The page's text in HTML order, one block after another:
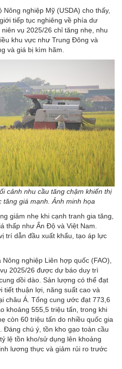
nghiệp Mỹ (USDA) cho thấy,
tiếp tục nghiêng về phía dư
vụ 2025/26 chỉ tăng nhẹ, nhu
khu vực như Trung Đông và
và giá bị kìm hãm.
cảnh nhu cầu tăng chậm khiến thị
giá mạnh. Ảnh minh họa
giảm nhẹ khi cạnh tranh gia tăng,
thấp như Ấn Độ và Việt Nam.
trí dẫn đầu xuất khẩu, tạo áp lực
nghiệp Liên hợp quốc (FAO),
2025/26 được dự báo duy trì
dồi dào. Sản lượng có thể đạt
tiết thuận lợi, năng suất cao và
châu Á. Tổng cung ước đạt 773,6
khoảng 555,5 triệu tấn, trong khi
còn 60 triệu tấn do nhiều quốc gia
Đáng chú ý, tồn kho gạo toàn cầu
lệ tồn kho/sử dụng lên khoảng
lương thực và giảm rủi ro trước